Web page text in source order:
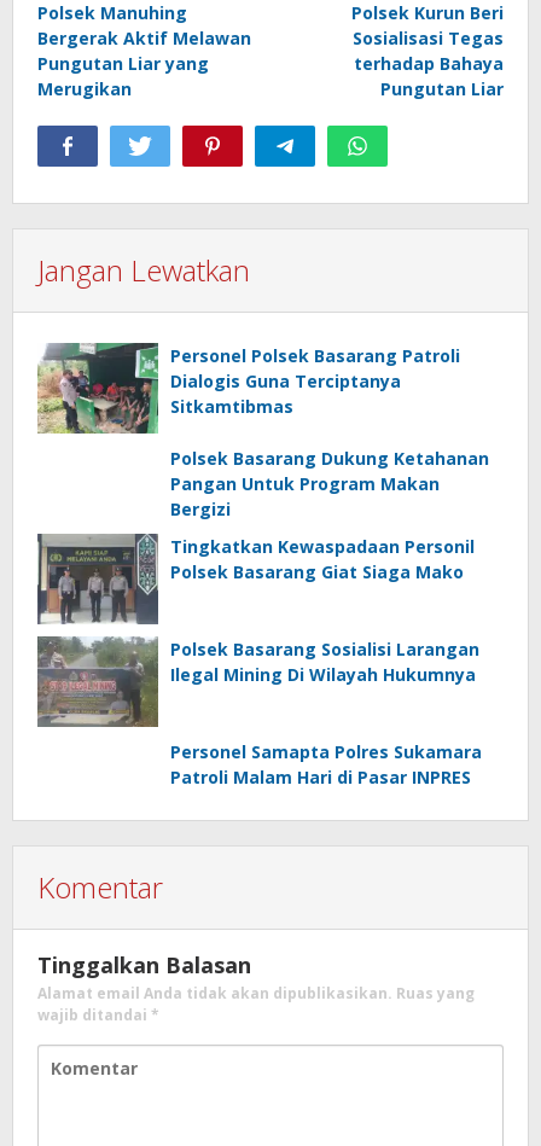
pos
Polsek Manuhing
Bergerak Aktif Melawan
Pungutan Liar yang
Merugikan
Polsek Kurun Beri
Sosialisasi Tegas
terhadap Bahaya
Pungutan Liar
Jangan Lewatkan
Personel Polsek Basarang Patroli
Dialogis Guna Terciptanya
Sitkamtibmas
Polsek Basarang Dukung Ketahanan
Pangan Untuk Program Makan
Bergizi
Tingkatkan Kewaspadaan Personil
Polsek Basarang Giat Siaga Mako
Polsek Basarang Sosialisi Larangan
Ilegal Mining Di Wilayah Hukumnya
Personel Samapta Polres Sukamara
Patroli Malam Hari di Pasar INPRES
Komentar
Tinggalkan Balasan
Alamat email Anda tidak akan dipublikasikan. Ruas yang
wajib ditandai *